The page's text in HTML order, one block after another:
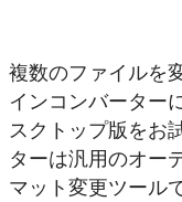
複数のファイルを
インコンバーター
スクトップ版をお
ターは汎用のオー
マット変更ツール